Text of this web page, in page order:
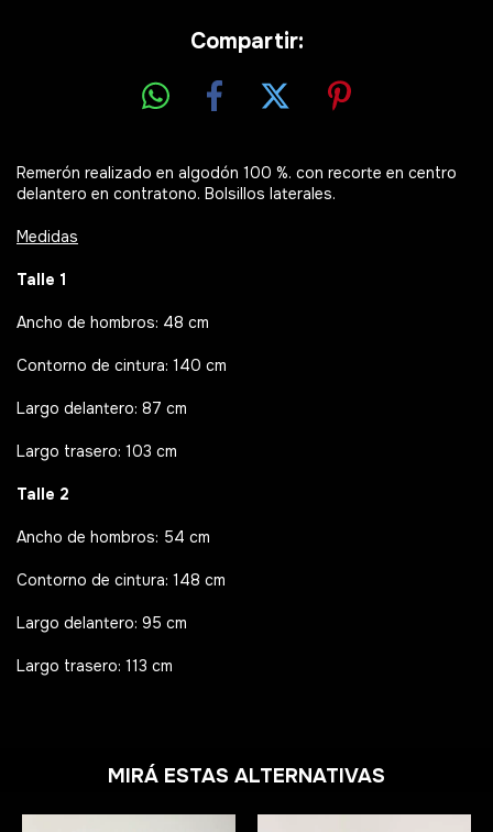
Compartir:
Remerón realizado en algodón 100 %. con recorte en centro
delantero en contratono. Bolsillos laterales.
Medidas
Talle 1
Ancho de hombros: 48 cm
Contorno de cintura: 140 cm
Largo delantero: 87 cm
Largo trasero: 103 cm
Talle 2
Ancho de hombros: 54 cm
Contorno de cintura: 148 cm
Largo delantero: 95 cm
Largo trasero: 113 cm
MIRÁ ESTAS ALTERNATIVAS